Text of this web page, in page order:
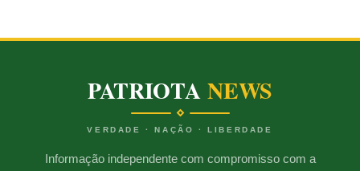
PATRIOTANEWS
VERDADE · NAÇÃO · LIBERDADE
Informação independente com compromisso com a